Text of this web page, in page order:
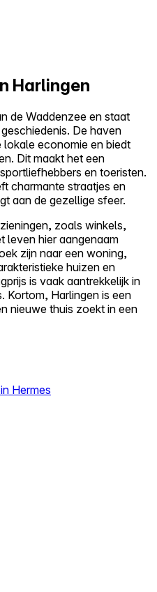
Harlingen
de Waddenzee en staat
De haven
lokale economie en biedt
Dit maakt het een
en toeristen.
charmante straatjes en
aan de gezellige sfeer.
zoals winkels,
leven hier aangenaam
zijn naar een woning,
huizen en
is vaak aantrekkelijk in
Kortom, Harlingen is een
nieuwe thuis zoekt in een
Hermes